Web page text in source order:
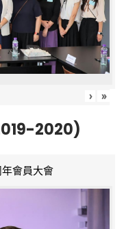
› »
2020)
會員大會